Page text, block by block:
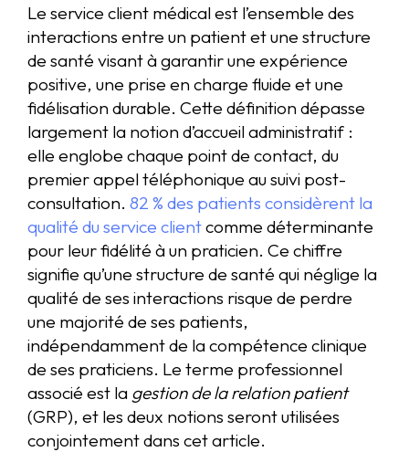
Le service client médical est l’ensemble des
interactions entre un patient et une structure
de santé visant à garantir une expérience
positive, une prise en charge fluide et une
fidélisation durable. Cette définition dépasse
largement la notion d’accueil administratif :
elle englobe chaque point de contact, du
premier appel téléphonique au suivi post-
consultation. 82 % des patients considèrent la
qualité du service clientcomme déterminante
pour leur fidélité à un praticien. Ce chiffre
signifie qu’une structure de santé qui néglige la
qualité de ses interactions risque de perdre
une majorité de ses patients,
indépendamment de la compétence clinique
de ses praticiens. Le terme professionnel
associé est la gestion de la relation patient
(GRP), et les deux notions seront utilisées
conjointement dans cet article.